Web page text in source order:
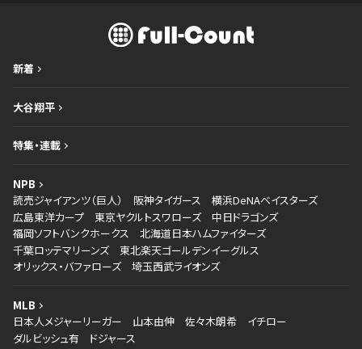
新着
大谷翔平
特集・連載
NPB
読売ジャイアンツ（巨人）
阪神タイガース
横浜DeNAベイスターズ
広島東洋カープ
東京ヤクルトスワローズ
中日ドラゴンズ
福岡ソフトバンクホークス
北海道日本ハムファイターズ
千葉ロッテマリーンズ
東北楽天ゴールデンイーグルス
オリックス・バファローズ
埼玉西武ライオンズ
MLB
日本人メジャーリーガー
山本由伸 佐々木朗希
イチロー
ダルビッシュ有
ドジャース